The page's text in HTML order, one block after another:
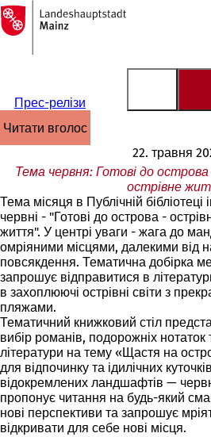
Перейти до змісту
На
головну
сторінку
Прес-релізи
читати вголос
22. травня
Тема червня: Готові до
острівне
Тема місяця в Публічній
червні - "Готові до острова -
життя". У центрі уваги - жага до
омріяними місцями, далекими від
повсякдення. Тематична добірка
запрошує відправитися в
в захоплюючі острівні світи з
пляжами.
Тематичний книжковий стіл
вибір романів, подорожніх
літератури на тему «Щастя на
для відпочинку та ідилічних
відокремлених ландшафтів —
пропонує читання на будь-який
нові перспективи та запрошує
відкривати для себе нові місця.